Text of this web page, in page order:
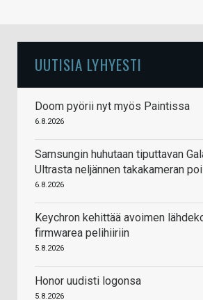
UUTISIA LYHYESTI
Doom pyörii nyt myös Paintissa
6.8.2026
Samsungin huhutaan tiputtavan
Ultrasta neljännen takakameran
6.8.2026
Keychron kehittää avoimen
firmwarea pelihiiriin
5.8.2026
Honor uudisti logonsa
5.8.2026